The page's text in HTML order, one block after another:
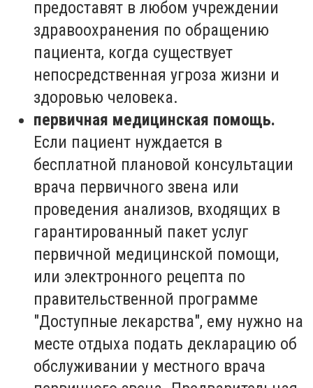
предоставят в любом учреждении
здравоохранения по обращению
пациента, когда существует
непосредственная угроза жизни и
здоровью человека.
первичная медицинская помощь.
Если пациент нуждается в
бесплатной плановой консультации
врача первичного звена или
проведения анализов, входящих в
гарантированный пакет услуг
первичной медицинской помощи,
или электронного рецепта по
правительственной программе
"Доступные лекарства", ему нужно на
месте отдыха подать декларацию об
обслуживании у местного врача